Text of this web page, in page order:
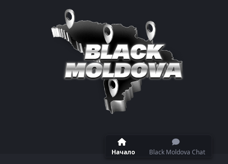
Начало
Black Moldova Chat